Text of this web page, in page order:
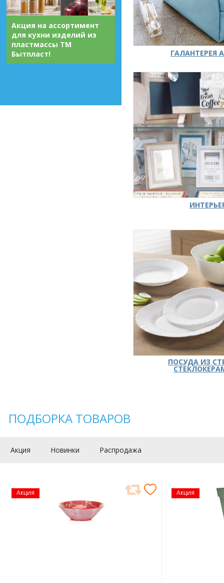
Акция на ассортимент
для кухни изделий из
пластмассы ТМ
Бытпласт!
ГАЛАНТЕРЕЯ
ПОСУДА ИЗ
ПОДБОРКА ТОВАРОВ
Акция Новинки Распродажа
Акция Акция